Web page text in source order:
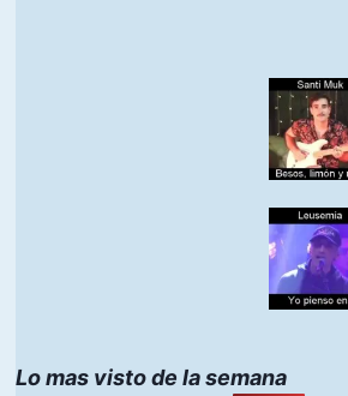
Lo mas visto de la semana